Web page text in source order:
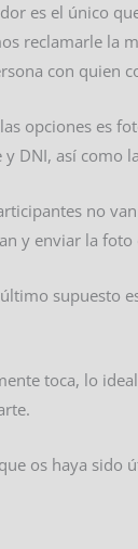
es el único
reclamarle la
con quien
opciones es
DNI, así como
no
y enviar la foto
último supuesto
toca, lo
os haya sido